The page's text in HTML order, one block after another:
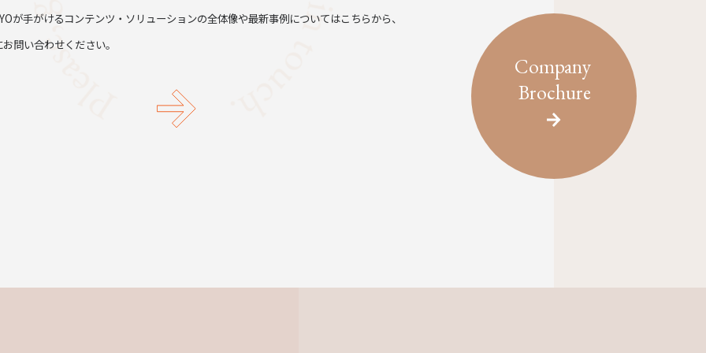
が手がけるコンテンツ・ソリューションの全体像や最新事例についてはこちらから、
問い合わせください。
Company
Brochure